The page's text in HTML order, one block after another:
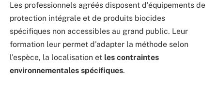
Les professionnels agréés disposent d’équipements de
protection intégrale et de produits biocides
spécifiques non accessibles au grand public. Leur
formation leur permet d’adapter la méthode selon
l’espèce, la localisation et les contraintes
environnementales spécifiques.